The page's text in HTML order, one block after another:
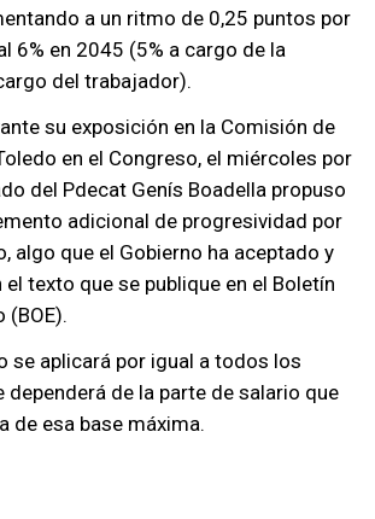
a un ritmo de 0,25 puntos por
6% en 2045 (5% a cargo de la
del trabajador).
su exposición en la Comisión de
en el Congreso, el miércoles por
del Pdecat Genís Boadella propuso
adicional de progresividad por
algo que el Gobierno ha aceptado y
el texto que se publique en el Boletín
(BOE).
se aplicará por igual a todos los
dependerá de la parte de salario que
de esa base máxima.